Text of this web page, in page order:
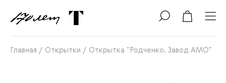
Главная / Открытки / Открытка "Родченко. Завод АМО"